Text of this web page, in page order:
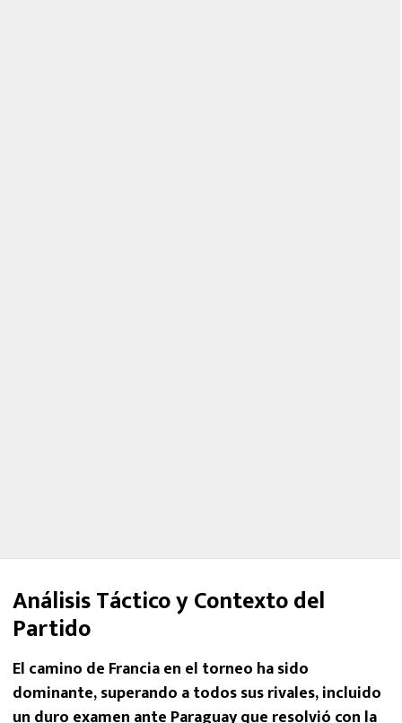
Análisis Táctico y Contexto del
Partido
El camino de Francia en el torneo ha sido
dominante, superando a todos sus rivales, incluido
un duro examen ante Paraguayque resolvió con la